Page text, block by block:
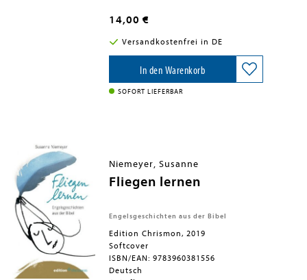
Jetzt. Es ist das Frauenbuch "für alle
Fälle": Lesebuch, Nachschlagewerk oder
einfach ein "schönes"" Geschenk.
14,00 €
Versandkostenfrei in DE
In den Warenkorb
SOFORT LIEFERBAR
Niemeyer, Susanne
Fliegen lernen
Engelsgeschichten aus der Bibel
Edition Chrismon, 2019
Softcover
ISBN/EAN: 9783960381556
Deutsch